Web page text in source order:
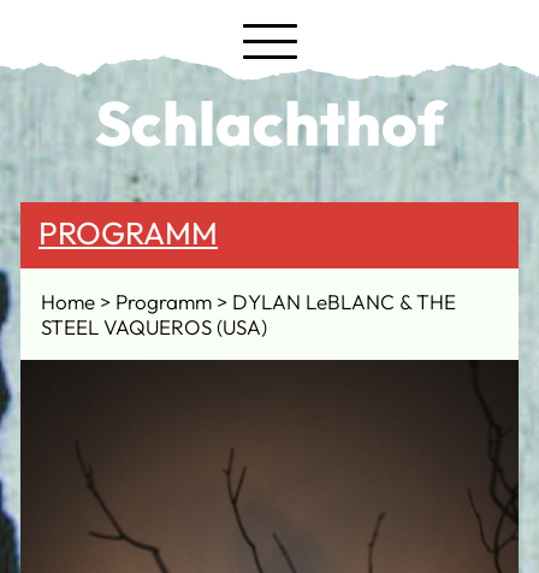
Schlachthof
PROGRAMM
Home Programm
DYLAN LeBLANC & THE
STEEL VAQUEROS (USA)